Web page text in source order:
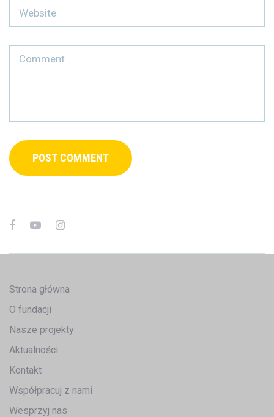
Strona główna
O fundacji
Nasze projekty
Aktualności
Kontakt
Współpracuj z nami
Wesprzyj nas